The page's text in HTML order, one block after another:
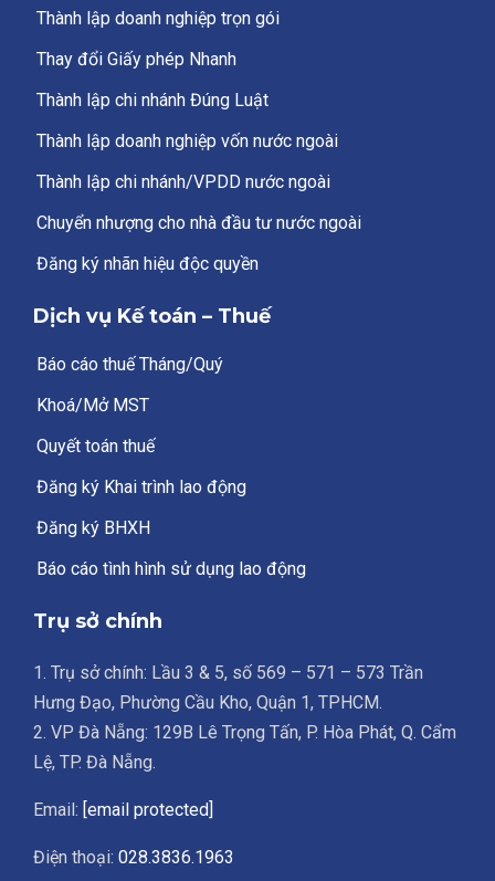
Thành lập doanh nghiệp trọn gói
Thay đổi Giấy phép Nhanh
Thành lập chi nhánh Đúng Luật
Thành lập doanh nghiệp vốn nước ngoài
Thành lập chi nhánh/VPDD nước ngoài
Chuyển nhượng cho nhà đầu tư nước ngoài
Đăng ký nhãn hiệu độc quyền
Dịch vụ Kế toán – Thuế
Báo cáo thuế Tháng/Quý
Khoá/Mở MST
Quyết toán thuế
Đăng ký Khai trình lao động
Đăng ký BHXH
Báo cáo tình hình sử dụng lao động
Trụ sở chính
1. Trụ sở chính: Lầu 3 & 5, số 569 – 571 – 573 Trần
Hưng Đạo, Phường Cầu Kho, Quận 1, TPHCM.
2. VP Đà Nẵng: 129B Lê Trọng Tấn, P. Hòa Phát, Q. Cẩm
Lệ, TP. Đà Nẵng.
Email: [email protected]
Điện thoại: 028.3836.1963